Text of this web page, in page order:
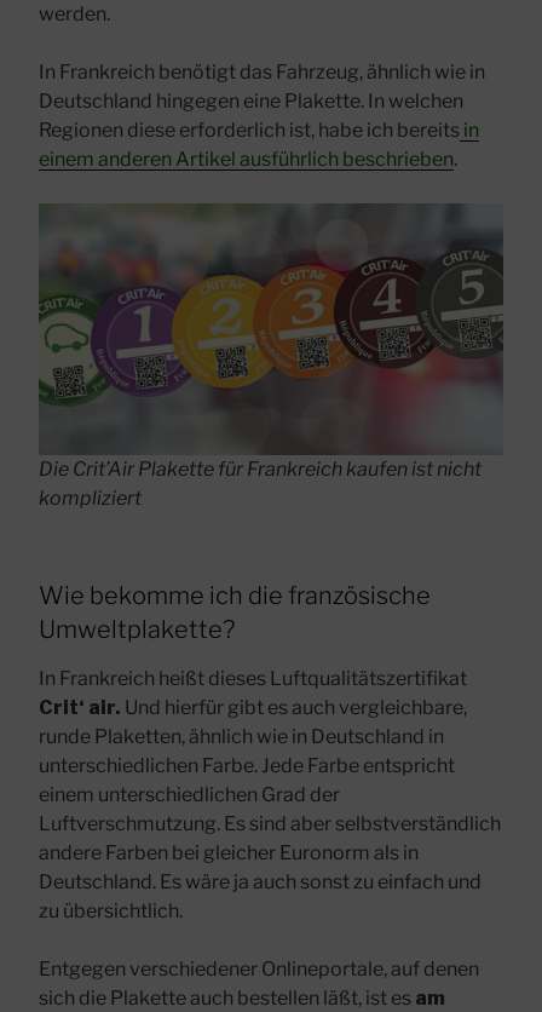
werden.
In Frankreich benötigt das Fahrzeug, ähnlich wie in
Deutschland hingegen eine Plakette. In welchen
Regionen diese erforderlich ist, habe ich bereits in
einem anderen Artikel ausführlich beschrieben.
Die Crit’Air Plakette für Frankreich kaufen ist nicht
kompliziert
Wie bekomme ich die französische
Umweltplakette?
In Frankreich heißt dieses Luftqualitätszertifikat
Crit‘ air. Und hierfür gibt es auch vergleichbare,
runde Plaketten, ähnlich wie in Deutschland in
unterschiedlichen Farbe. Jede Farbe entspricht
einem unterschiedlichen Grad der
Luftverschmutzung. Es sind aber selbstverständlich
andere Farben bei gleicher Euronorm als in
Deutschland. Es wäre ja auch sonst zu einfach und
zu übersichtlich.
Entgegen verschiedener Onlineportale, auf denen
sich die Plakette auch bestellen läßt, ist es am